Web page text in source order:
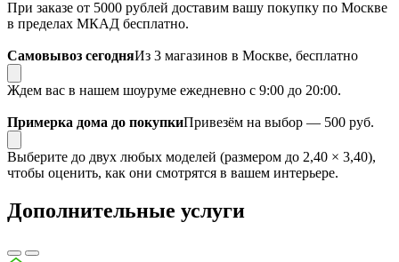
При заказе от 5000 рублей доставим вашу покупку по Москве
в пределах МКАД бесплатно.
Самовывоз сегодняИз 3 магазинов в Москве, бесплатно
Ждем вас в нашем шоуруме ежедневно с 9:00 до 20:00.
Примерка дома до покупкиПривезём на выбор — 500 руб.
Выберите до двух любых моделей (размером до 2,40 × 3,40),
чтобы оценить, как они смотрятся в вашем интерьере.
Дополнительные услуги